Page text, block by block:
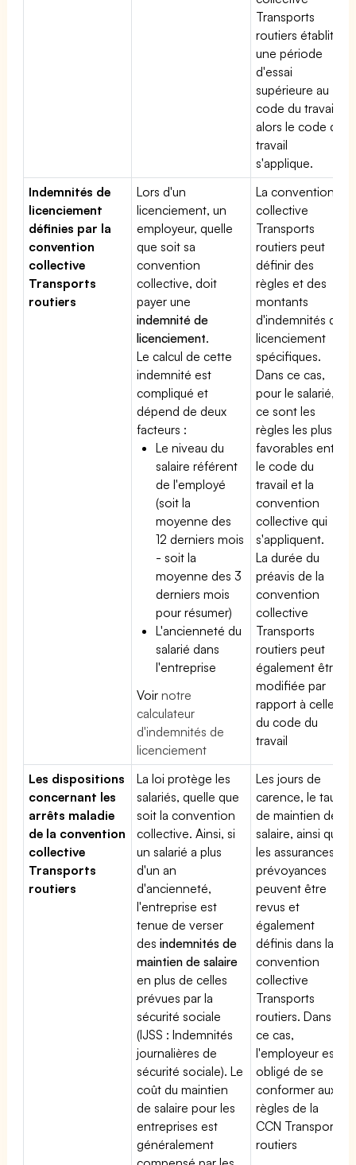
Transports
routiers établit
une période
d'essai
supérieure au
code du travail,
alors le code du
travail
s'applique.
Indemnités de
licenciement
définies par la
convention
collective
Transports
routiers
Lors d'un
licenciement, un
employeur, quelle
que soit sa
convention
collective, doit
payer une
indemnité de
licenciement.
Le calcul de cette
indemnité est
compliqué et
dépend de deux
facteurs :
Le niveau du
salaire référent
de l'employé
(soit la
moyenne des
12 derniers mois
- soit la
moyenne des 3
derniers mois
pour résumer)
L'ancienneté du
salarié dans
l'entreprise
Voirnotre
calculateur
d'indemnités de
licenciement
La convention
collective
Transports
routiers peut
définir des
règles et des
montants
d'indemnités de
licenciement
spécifiques.
Dans ce cas,
pour le salarié,
ce sont les
règles les plus
favorables entre
le code du
travail et la
convention
collective qui
s'appliquent.
La durée du
préavis de la
convention
collective
Transports
routiers peut
également être
modifiée par
rapport à celle
du code du
travail
Les dispositions
concernant les
arrêts maladie
de la convention
collective
Transports
routiers
La loi protège les
salariés, quelle que
soit la convention
collective. Ainsi, si
un salarié a plus
d'un an
d'ancienneté,
l'entreprise est
tenue de verser
desindemnités de
maintien de salaire
en plus de celles
prévues par la
sécurité sociale
(IJSS : Indemnités
journalières de
sécurité sociale). Le
coût du maintien
de salaire pour les
entreprises est
généralement
Les jours de
carence, le taux
de maintien de
salaire, ainsi que
les assurances
prévoyances
peuvent être
revus et
également
définis dans la
convention
collective
Transports
routiers. Dans
ce cas,
l'employeur est
obligé de se
conformer aux
règles de la
CCN Transports
routiers